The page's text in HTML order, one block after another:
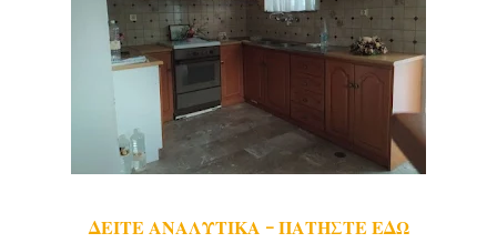
ΔΕΙΤΕ ΑΝΑΛΥΤΙΚΑ - ΠΑΤΗΣΤΕ ΕΔΩ